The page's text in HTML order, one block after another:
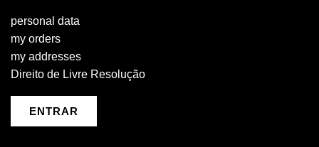
personal data
my orders
my addresses
Direito de Livre Resolução
ENTRAR